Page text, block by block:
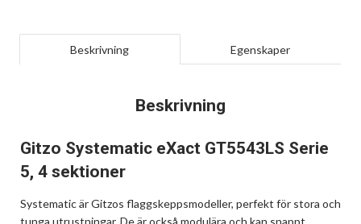
Beskrivning Egenskaper
Beskrivning
Gitzo Systematic eXact GT5543LS Serie
5, 4 sektioner
Systematic är Gitzos flaggskeppsmodeller, perfekt för stora och